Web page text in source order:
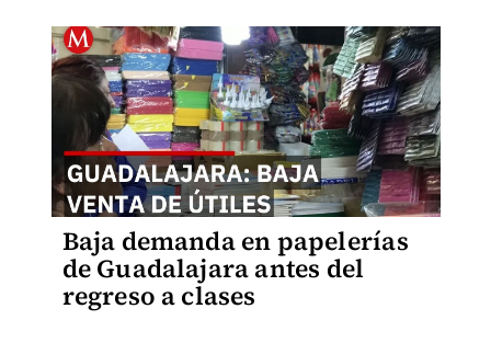
Baja demanda en papelerías
de Guadalajara antes del
regreso a clases